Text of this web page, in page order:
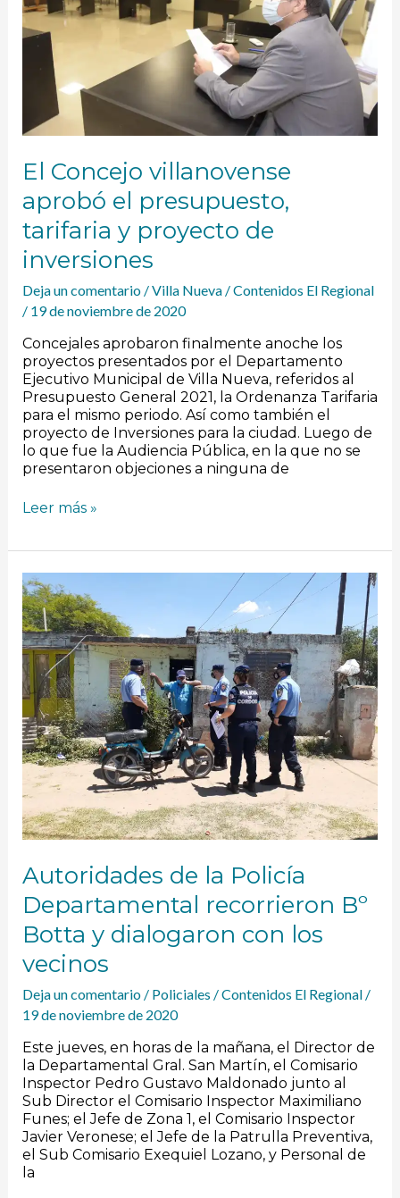
El Concejo villanovense
aprobó el presupuesto,
tarifaria y proyecto de
inversiones
Deja un comentario /Villa Nueva/Contenidos El Regional
/ 19 de noviembre de 2020
Concejales aprobaron finalmente anoche los
proyectos presentados por el Departamento
Ejecutivo Municipal de Villa Nueva, referidos al
Presupuesto General 2021, la Ordenanza Tarifaria
para el mismo periodo. Así como también el
proyecto de Inversiones para la ciudad. Luego de
lo que fue la Audiencia Pública, en la que no se
presentaron objeciones a ninguna de
tarifaria
y
proyecto
inversiones
Leer más »
Autoridades de la Policía
Departamental recorrieron Bº
Botta y dialogaron con los
vecinos
Deja un comentario / Policiales /Contenidos El Regional /
19 de noviembre de 2020
Este jueves, en horas de la mañana, el Director de
la Departamental Gral. San Martín, el Comisario
Inspector Pedro Gustavo Maldonado junto al
Sub Director el Comisario Inspector Maximiliano
Funes; el Jefe de Zona 1, el Comisario Inspector
Javier Veronese; el Jefe de la Patrulla Preventiva,
el Sub Comisario Exequiel Lozano, y Personal de
la
Autoridades
de
la
Policía
Departamental
recorrieron
Bº
Botta
y
dialogaron
con
los
vecinos